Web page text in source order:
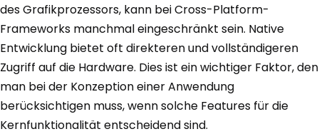
des Grafikprozessors, kann bei Cross-Platform-
Frameworks manchmal eingeschränkt sein. Native
Entwicklung bietet oft direkteren und vollständigeren
Zugriff auf die Hardware. Dies ist ein wichtiger Faktor, den
man bei der Konzeption einer Anwendung
berücksichtigen muss, wenn solche Features für die
Kernfunktionalität entscheidend sind.